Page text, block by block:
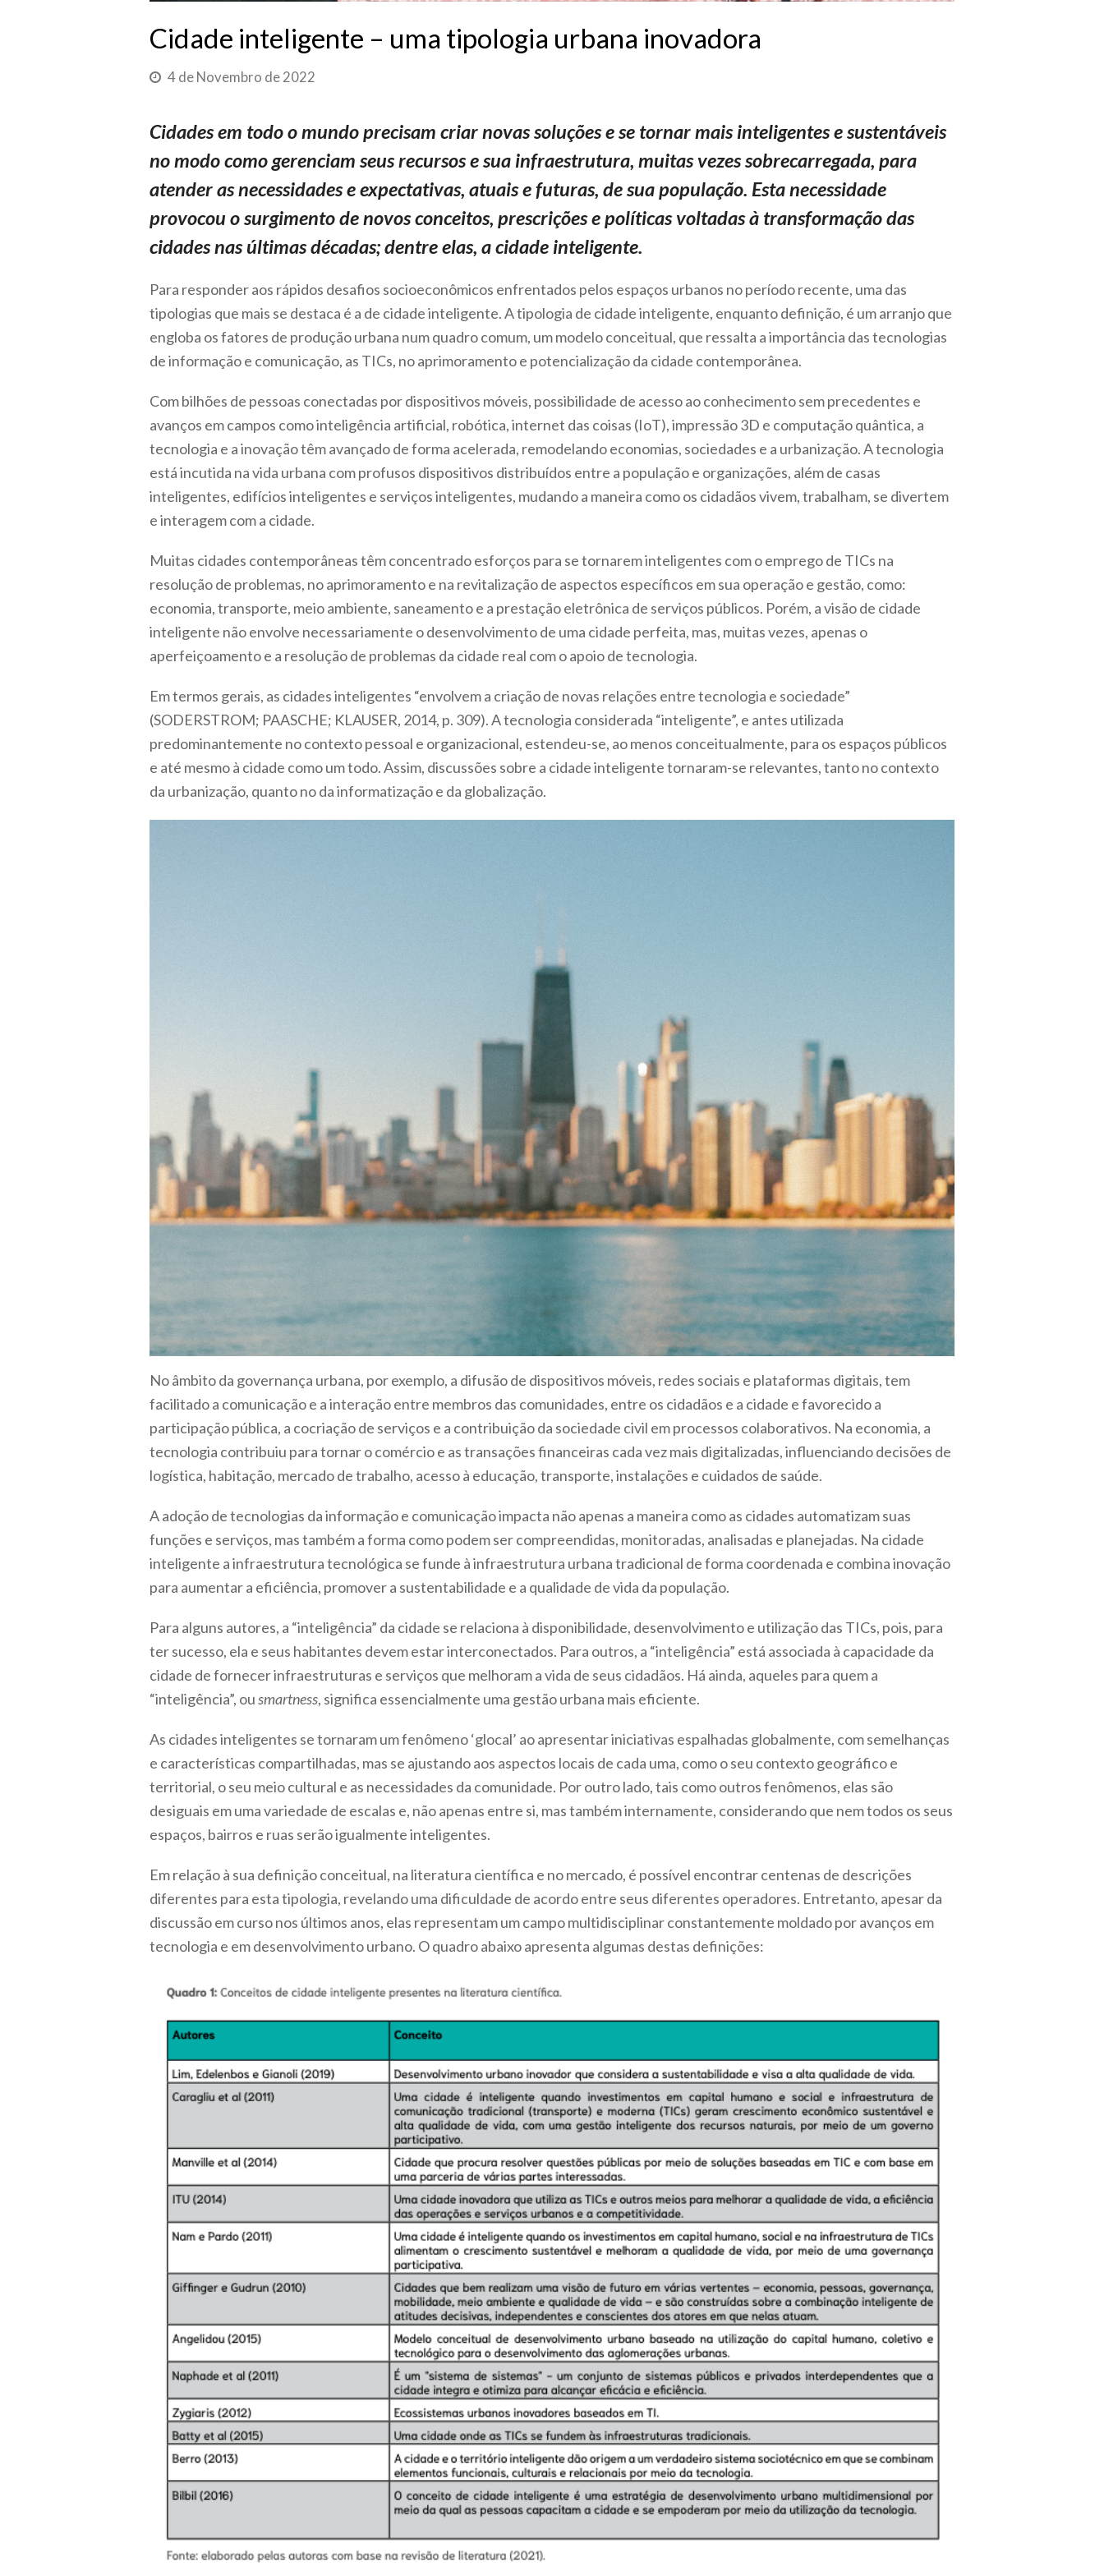
Cidade inteligente – uma tipologia urbana inovadora
4 de Novembro de 2022
Cidades em todo o mundo precisam criar novas soluções e se tornar mais inteligentes e sustentáveis
no modo como gerenciam seus recursos e sua infraestrutura, muitas vezes sobrecarregada, para
atender as necessidades e expectativas, atuais e futuras, de sua população. Esta necessidade
provocou o surgimento de novos conceitos, prescrições e políticas voltadas à transformação das
cidades nas últimas décadas; dentre elas, a cidade inteligente.
Para responder aos rápidos desafios socioeconômicos enfrentados pelos espaços urbanos no período recente, uma das
tipologias que mais se destaca é a de cidade inteligente. A tipologia de cidade inteligente, enquanto definição, é um arranjo que
engloba os fatores de produção urbana num quadro comum, um modelo conceitual, que ressalta a importância das tecnologias
de informação e comunicação, as TICs, no aprimoramento e potencialização da cidade contemporânea.
Com bilhões de pessoas conectadas por dispositivos móveis, possibilidade de acesso ao conhecimento sem precedentes e
avanços em campos como inteligência artificial, robótica, internet das coisas (IoT), impressão 3D e computação quântica, a
tecnologia e a inovação têm avançado de forma acelerada, remodelando economias, sociedades e a urbanização. A tecnologia
está incutida na vida urbana com profusos dispositivos distribuídos entre a população e organizações, além de casas
inteligentes, edifícios inteligentes e serviços inteligentes, mudando a maneira como os cidadãos vivem, trabalham, se divertem
e interagem com a cidade.
Muitas cidades contemporâneas têm concentrado esforços para se tornarem inteligentes com o emprego de TICs na
resolução de problemas, no aprimoramento e na revitalização de aspectos específicos em sua operação e gestão, como:
economia, transporte, meio ambiente, saneamento e a prestação eletrônica de serviços públicos. Porém, a visão de cidade
inteligente não envolve necessariamente o desenvolvimento de uma cidade perfeita, mas, muitas vezes, apenas o
aperfeiçoamento e a resolução de problemas da cidade real com o apoio de tecnologia.
Em termos gerais, as cidades inteligentes “envolvem a criação de novas relações entre tecnologia e sociedade”
(SODERSTROM; PAASCHE; KLAUSER, 2014, p. 309). A tecnologia considerada “inteligente”, e antes utilizada
predominantemente no contexto pessoal e organizacional, estendeu-se, ao menos conceitualmente, para os espaços públicos
e até mesmo à cidade como um todo. Assim, discussões sobre a cidade inteligente tornaram-se relevantes, tanto no contexto
da urbanização, quanto no da informatização e da globalização.
No âmbito da governança urbana, por exemplo, a difusão de dispositivos móveis, redes sociais e plataformas digitais, tem
facilitado a comunicação e a interação entre membros das comunidades, entre os cidadãos e a cidade e favorecido a
participação pública, a cocriação de serviços e a contribuição da sociedade civil em processos colaborativos. Na economia, a
tecnologia contribuiu para tornar o comércio e as transações financeiras cada vez mais digitalizadas, influenciando decisões de
logística, habitação, mercado de trabalho, acesso à educação, transporte, instalações e cuidados de saúde.
A adoção de tecnologias da informação e comunicação impacta não apenas a maneira como as cidades automatizam suas
funções e serviços, mas também a forma como podem ser compreendidas, monitoradas, analisadas e planejadas. Na cidade
inteligente a infraestrutura tecnológica se funde à infraestrutura urbana tradicional de forma coordenada e combina inovação
para aumentar a eficiência, promover a sustentabilidade e a qualidade de vida da população.
Para alguns autores, a “inteligência” da cidade se relaciona à disponibilidade, desenvolvimento e utilização das TICs, pois, para
ter sucesso, ela e seus habitantes devem estar interconectados. Para outros, a “inteligência” está associada à capacidade da
cidade de fornecer infraestruturas e serviços que melhoram a vida de seus cidadãos. Há ainda, aqueles para quem a
“inteligência”, ousmartness, significa essencialmente uma gestão urbana mais eficiente.
As cidades inteligentes se tornaram um fenômeno ‘glocal’ ao apresentar iniciativas espalhadas globalmente, com semelhanças
e características compartilhadas, mas se ajustando aos aspectos locais de cada uma, como o seu contexto geográfico e
territorial, o seu meio cultural e as necessidades da comunidade. Por outro lado, tais como outros fenômenos, elas são
desiguais em uma variedade de escalas e, não apenas entre si, mas também internamente, considerando que nem todos os seus
espaços, bairros e ruas serão igualmente inteligentes.
Em relação à sua definição conceitual, na literatura científica e no mercado, é possível encontrar centenas de descrições
diferentes para esta tipologia, revelando uma dificuldade de acordo entre seus diferentes operadores. Entretanto, apesar da
discussão em curso nos últimos anos, elas representam um campo multidisciplinar constantemente moldado por avanços em
tecnologia e em desenvolvimento urbano. O quadro abaixo apresenta algumas destas definições: